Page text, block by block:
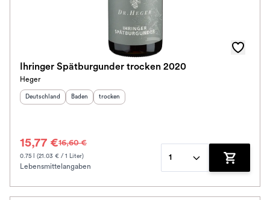
Ihringer Spätburgunder trocken 2020
Heger
Herkunftsland
Deutschland Herkunftsregion:
Baden Geschmack
trocken
15,77 €16,60 €
0.75 l (21.03 € / 1 Liter)
Lebensmittelangaben
1
Zum